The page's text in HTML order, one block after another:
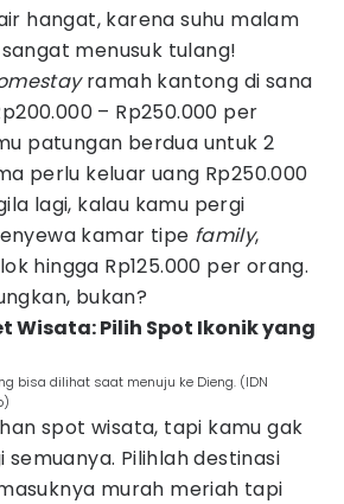
hangat, karena suhu malam
menusuk tulang!
ramah kantong di sana
– Rp250.000 per
patungan berdua untuk 2
perlu keluar uang Rp250.000
lagi, kalau kamu pergi
kamar tipe family,
hingga Rp125.000 per orang.
bukan?
Wisata: Pilih Spot Ikonik yang
bisa dilihat saat menuju ke Dieng. (IDN
spot wisata, tapi kamu gak
Pilihlah destinasi
murah meriah tapi